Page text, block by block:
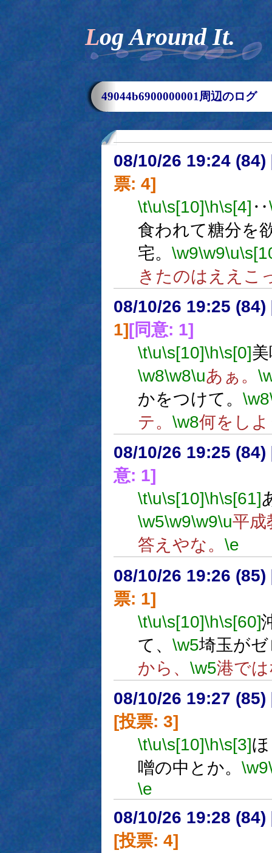
Log Around It.
49044b6900000001周辺のログ
08/10/26 19:24 (84)
票: 4]
\t\u\s[10]\h\s[4] ‥
食われて糖分を
宅。 \w9\w9\u
きたのはええこ
08/10/26 19:25 (84)
1][同意: 1]
\t\u\s[10]\h\s[0]
\w8\w8\uあぁ。
かをつけて。 \w8
テ。 \w8何をし
08/10/26 19:25 (84)
意: 1]
\t\u\s[10]\h\s[61]
\w5\w9\w9\u平成
答えやな。 \e
08/10/26 19:26 (85)
票: 1]
\t\u\s[10]\h\s[60]
て、 \w5埼玉が
から、 \w5港で
08/10/26 19:27 (85)
[投票: 3]
\t\u\s[10]\h\s[3]
噌の中とか。 \w9
\e
08/10/26 19:28 (84)
[投票: 4]